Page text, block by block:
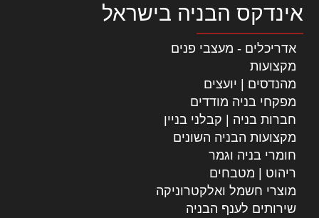
אינדקס הבניה בישראל
אדריכלים - מעצבי פנים
מקצועות
מהנדסים | יועצים
מפקחי בניה מודדים
חברות בניה | קבלני בניין
מקצועות הבניה השונים
חומרי בניה וגמר
ריהוט | מטבחים
מוצרי חשמל ואלקטרוניקה
שירותים לענף הבניה